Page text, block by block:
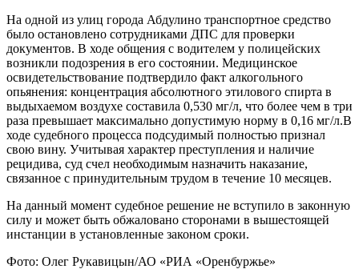
На одной из улиц города Абдулино транспортное средство
было остановлено сотрудниками ДПС для проверки
документов. В ходе общения с водителем у полицейских
возникли подозрения в его состоянии. Медицинское
освидетельствование подтвердило факт алкогольного
опьянения: концентрация абсолютного этилового спирта в
выдыхаемом воздухе составила 0,530 мг/л, что более чем в три
раза превышает максимально допустимую норму в 0,16 мг/л.В
ходе судебного процесса подсудимый полностью признал
свою вину. Учитывая характер преступления и наличие
рецидива, суд счел необходимым назначить наказание,
связанное с принудительным трудом в течение 10 месяцев.
На данный момент судебное решение не вступило в законную
силу и может быть обжаловано сторонами в вышестоящей
инстанции в установленные законом сроки.
Фото: Олег Рукавицын/АО «РИА «Оренбуржье»